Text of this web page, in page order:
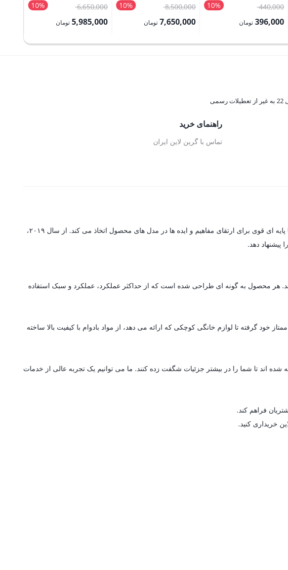
10% 440,000قیمت
اصلی:
بود.
396,000 تومان
10% 8,500,000قیمت
اصلی:
بود.
7,650,000 تومان
10% 6,650,000قیمت
اصلی:
بود.
5,985,000 تومان
راهنمای خرید
تماس با گرین لاین ایران
گرین لاین یک برند پیشرو در تولید لوازم جانبی است که مجهز به سیستم تولید پیشرفته با تکنولوژی است که جزئیات پیچیده را با پایه ای قوی برای ارتقای مفاهیم و ایده ها در مدل های محصول اتخاذ می کند. از سال ۲۰۱۹،
دهد.
هر محصول به گونه ای طراحی شده است که از حداکثر عملکرد، عملکرد و سبک استفاده
گرفته تا لوازم خانگی کوچکی که ارائه می دهد، از مواد بادوام با کیفیت بالا ساخته
اند تا شما را در بیشتر جزئیات شگفت زده کنند. ما می توانیم یک تجربه عالی از خدمات
فراهم کند.
خریداری کنید.